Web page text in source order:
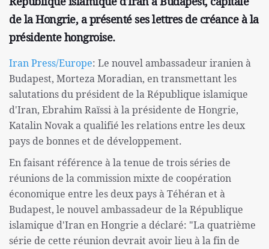
de la Hongrie, a présenté ses lettres de créance à la
présidente hongroise.
Iran Press/Europe: Le nouvel ambassadeur iranien à
Budapest, Morteza Moradian, en transmettant les
salutations du président de la République islamique
d'Iran, Ebrahim Raïssi à la présidente de Hongrie,
Katalin Novak a qualifié les relations entre les deux
pays de bonnes et de développement.
En faisant référence à la tenue de trois séries de
réunions de la commission mixte de coopération
économique entre les deux pays à Téhéran et à
Budapest, le nouvel ambassadeur de la République
islamique d'Iran en Hongrie a déclaré: "La quatrième
série de cette réunion devrait avoir lieu à la fin de